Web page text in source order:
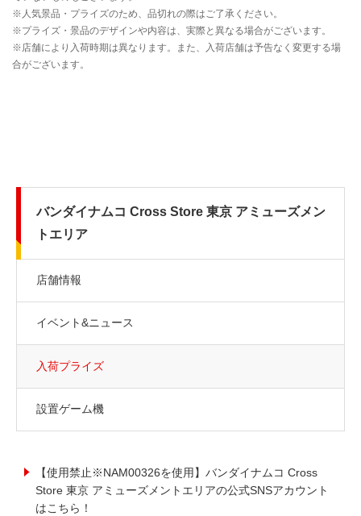
バンダイナムコ Cross Store 東京 アミューズメン
トエリア
店舗情報
イベント&ニュース
入荷プライズ
設置ゲーム機
【使用禁止※NAM00326を使用】バンダイナムコ Cross
Store 東京 アミューズメントエリアの公式SNSアカウント
はこちら！